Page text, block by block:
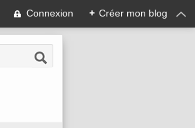
Connexion + Créer mon blog